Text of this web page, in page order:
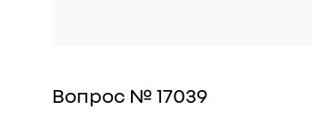
Вопрос № 17039